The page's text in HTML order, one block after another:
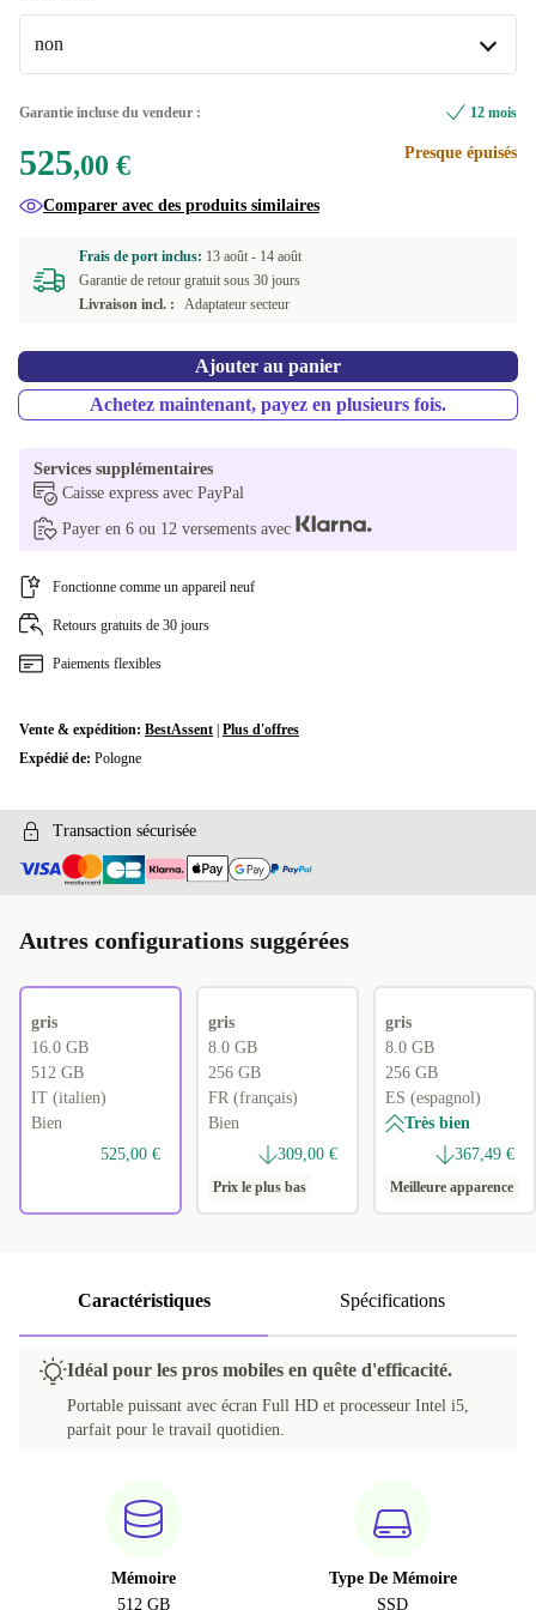
Disponible dans d'autres variantes
US (anglais américain)
SE (suédois)
non
Garantie incluse du vendeur : 12 mois
525,00 € Presque épuisés
Comparer avec des produits similaires
Frais de port inclus: 13 août - 14 août
Garantie de retour gratuit sous 30 jours
Livraison incl. :
Adaptateur secteur
Ajouter au panier
Achetez maintenant, payez en plusieurs fois.
Services supplémentaires
Caisse express avec PayPal
Payer en 6 ou 12 versements avec
Fonctionne comme un appareil neuf
Retours gratuits de 30 jours
Paiements flexibles
Vente & expédition: BestAssent Plus d'offres
Expédié de: Pologne
Transaction sécurisée
Autres configurations suggérées
gris
16.0 GB
512 GB
IT (italien)
Bien
525,00 €
gris
8.0 GB
256 GB
FR (français)
Bien
309,00 €
Prix le plus bas
gris
8.0 GB
256 GB
ES (espagnol)
Très bien
367,49 €
Meilleure apparence
Caractéristiques Spécifications
Idéal pour les pros mobiles en quête d'efficacité.
Portable puissant avec écran Full HD et processeur Intel i5,
parfait pour le travail quotidien.
Mémoire
512 GB
Type De Mémoire
SSD